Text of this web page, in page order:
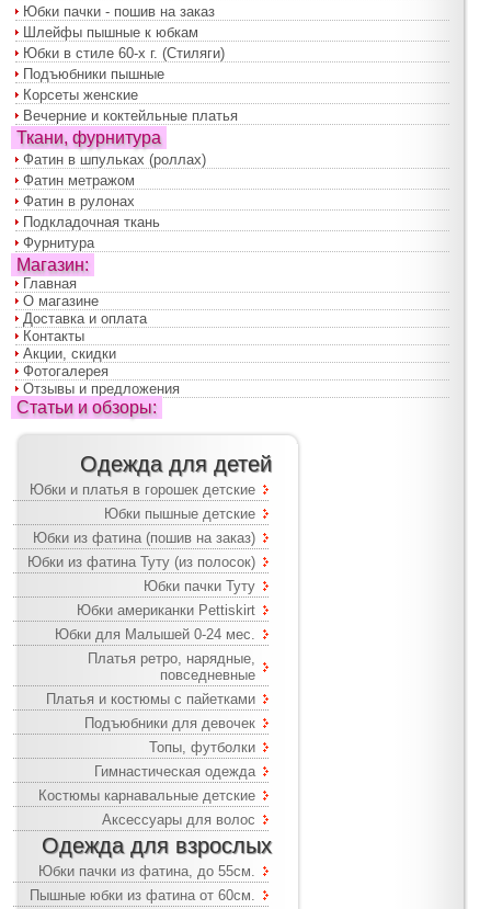
Юбки пачки - пошив на заказ
Шлейфы пышные к юбкам
Юбки в стиле 60-х г. (Стиляги)
Подъюбники пышные
Корсеты женские
Вечерние и коктейльные платья
Ткани, фурнитура
Фатин в шпульках (роллах)
Фатин метражом
Фатин в рулонах
Подкладочная ткань
Фурнитура
Магазин:
Главная
О магазине
Доставка и оплата
Контакты
Акции, скидки
Фотогалерея
Отзывы и предложения
Статьи и обзоры:
Одежда для детей
Юбки и платья в горошек детские
Юбки пышные детские
Юбки из фатина (пошив на заказ)
Юбки из фатина Туту (из полосок)
Юбки пачки Туту
Юбки американки Pettiskirt
Юбки для Малышей 0-24 мес.
Платья ретро, нарядные,
повседневные
Платья и костюмы с пайетками
Подъюбники для девочек
Топы, футболки
Гимнастическая одежда
Костюмы карнавальные детские
Аксессуары для волос
Одежда для взрослых
Юбки пачки из фатина, до 55см.
Пышные юбки из фатина от 60см.